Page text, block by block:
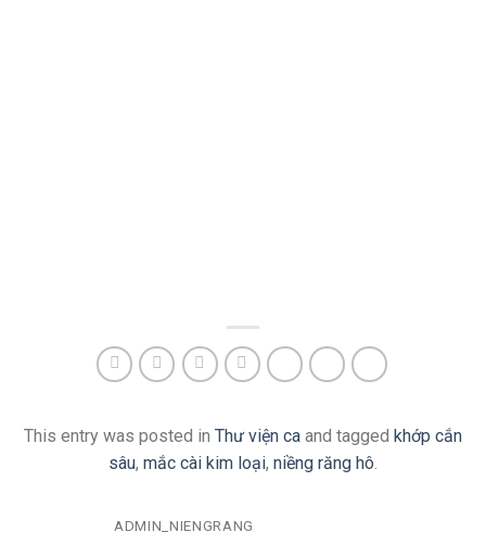
This entry was posted in Thư viện ca and tagged khớp cắn
sâu, mắc cài kim loại, niềng răng hô.
ADMIN_NIENGRANG